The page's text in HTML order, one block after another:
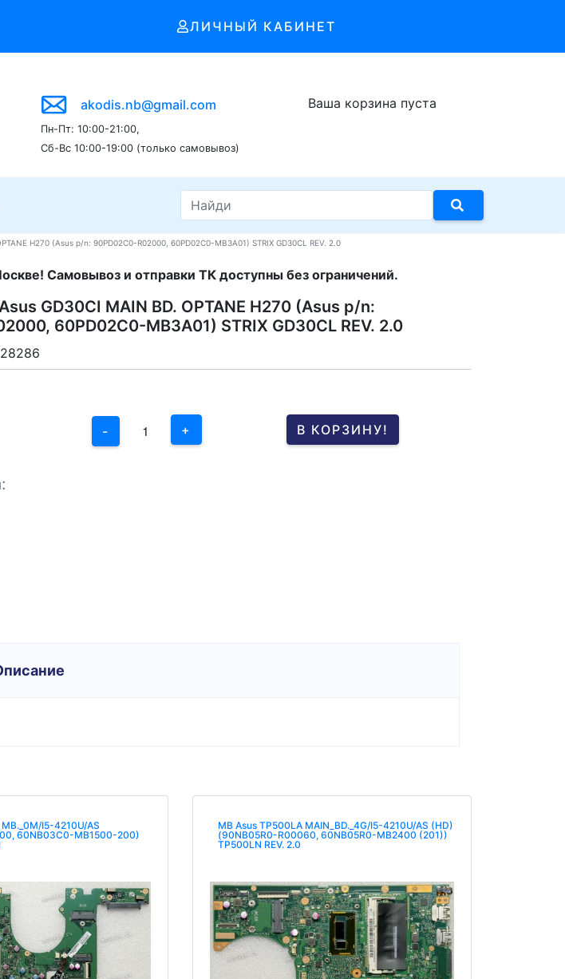
ЛИЧНЫЙ КАБИНЕТ
akodis.nb@gmail.com
Пн-Пт: 10:00-21:00,
Сб-Вс 10:00-19:00 (только самовывоз)
Ваша корзина пуста
H270 (Asus p/n: 90PD02C0-R02000, 60PD02C0-MB3A01) STRIX GD30CL REV. 2.0
Самовывоз и отправки ТК доступны без ограничений.
GD30CI MAIN BD. OPTANE H270 (Asus p/n:
60PD02C0-MB3A01) STRIX GD30CL REV. 2.0
-
3
1
+ В КОРЗИНУ!
I5-4210U/AS
60NB03C0-MB1500-200)
MB Asus TP500LA MAIN_BD._4G/I5-4210U/AS (HD)
(90NB05R0-R00060, 60NB05R0-MB2400 (201))
TP500LN REV. 2.0